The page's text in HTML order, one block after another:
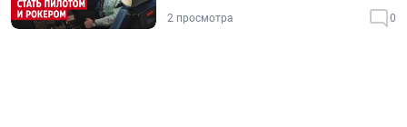
2 просмотра 0